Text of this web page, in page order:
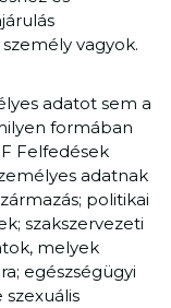
vagyok.
adatot sem a
formában
Felfedések
adatnak
politikai
szakszervezeti
melyek
egészségügyi